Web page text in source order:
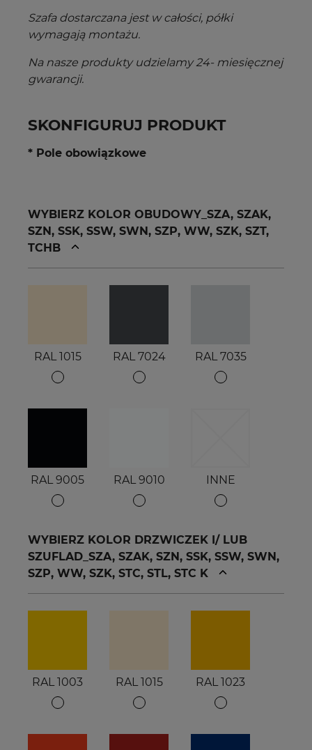
Szafa dostarczana jest w całości, półki
wymagają montażu.
Na nasze produkty udzielamy 24- miesięcznej
gwarancji.
SKONFIGURUJ PRODUKT
* Pole obowiązkowe
WYBIERZ KOLOR OBUDOWY_SZA, SZAK,
SZN, SSK, SSW, SWN, SZP, WW, SZK, SZT,
TCHB
RAL 1015 RAL 7024 RAL 7035
RAL 9005 RAL 9010 INNE
WYBIERZ KOLOR DRZWICZEK I/ LUB
SZUFLAD_SZA, SZAK, SZN, SSK, SSW, SWN,
SZP, WW, SZK, STC, STL, STC K
RAL 1003 RAL 1015 RAL 1023